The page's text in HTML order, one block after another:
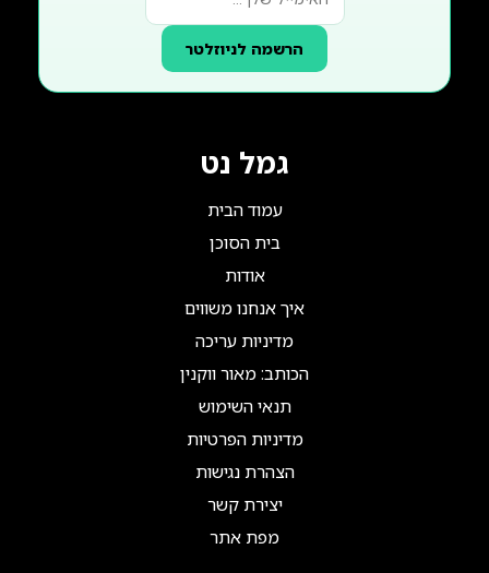
הרשמה לניוזלטר
גמל נט
עמוד הבית
בית הסוכן
אודות
איך אנחנו משווים
מדיניות עריכה
הכותב: מאור ווקנין
תנאי השימוש
מדיניות הפרטיות
הצהרת נגישות
יצירת קשר
מפת אתר